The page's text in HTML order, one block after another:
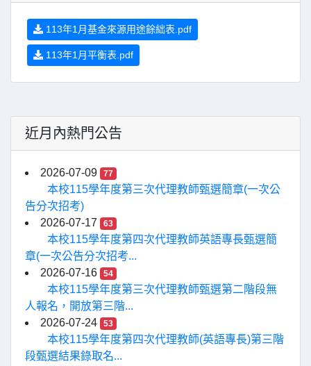
113年1月基金來源用途餘絀表.pdf
113年1月平衡表.pdf
近月內熱門公告
2026-07-09 77
本校115學年度第三次代理教師甄選簡章(一次公
告分次招考)
2026-07-17
63
本校115學年度第四次代理教師英語專長甄選簡
章(一次公告分次招考...
2026-07-16
54
本校115學年度第三次代理教師甄選第二階段無
人報名，開放第三階...
2026-07-24
53
本校115學年度第四次代理教師(英語專長)第三階
段甄選結果錄取名...